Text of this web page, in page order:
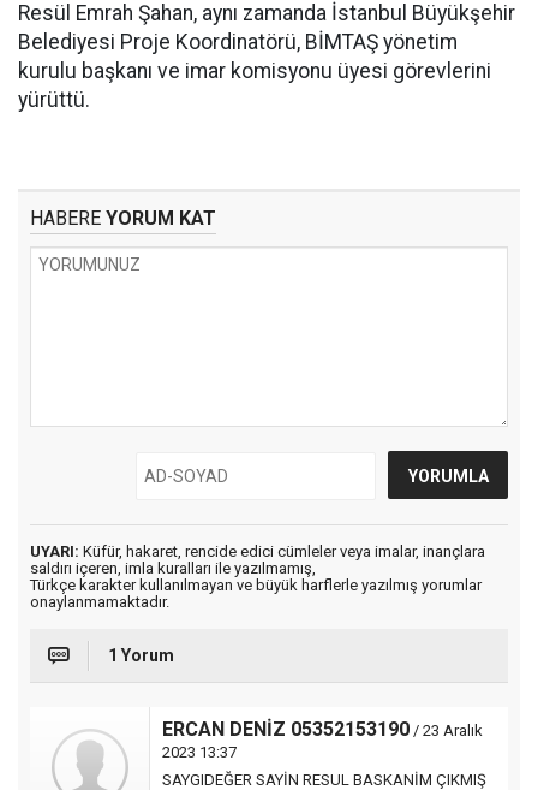
Resül Emrah Şahan, aynı zamanda İstanbul Büyükşehir
Belediyesi Proje Koordinatörü, BİMTAŞ yönetim
kurulu başkanı ve imar komisyonu üyesi görevlerini
yürüttü.
HABERE YORUM KAT
UYARI: Küfür, hakaret, rencide edici cümleler veya imalar, inançlara
saldırı içeren, imla kuralları ile yazılmamış,
Türkçe karakter kullanılmayan ve büyük harflerle yazılmış yorumlar
onaylanmamaktadır.
1 Yorum
ERCAN DENİZ 05352153190 / 23 Aralık
2023 13:37
SAYGIDEĞER SAYİN RESUL BASKANİM ÇIKMIŞ